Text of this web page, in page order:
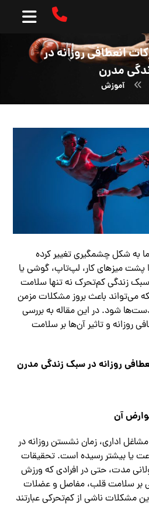
انعطافی روزانه در
مدرن
آموزش
به شکل چشمگیری تغییر کرده
پشت میزهای کار، لپ‌تاپ، گوشی یا
زندگی کم‌تحرک نه تنها سلامت
می‌تواند باعث بروز مشکلات مزمن
شود. در این مقاله به بررسی
روزانه و تاثیر آن‌ها بر سلامت
روزانه در سبک زندگی مدرن
آن
اداری، زمان نشستن روزانه در
از افراد به ۸ تا ۱۰ ساعت یا بیشتر رسیده است. تحقیقات
مدت، حتی در افرادی که ورزش
بر سلامت قلب، مفاصل و عضلات
مشکلات ناشی از کم‌تحرکی عبارتند